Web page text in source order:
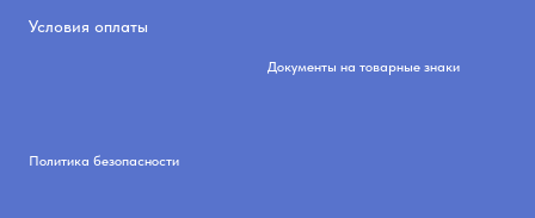
Условия оплаты
Документы на товарные знаки
Политика безопасности